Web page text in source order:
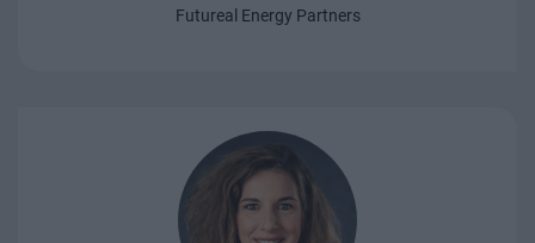
Futureal Energy Partners